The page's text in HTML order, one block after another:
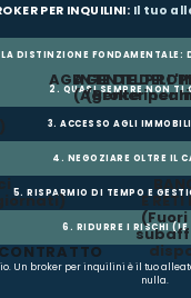
PER INQUILINI: Il tuo
LA DISTINZIONE FONDAMENTALE:
AGENTE DEL
(Agente
AGENTE
(Broker per
2. QUASI SEMPRE NON TI
3. ACCESSO AGLI
4. NEGOZIARE OLTRE IL
E RETI
5. RISPARMIO DI TEMPO E
6. RIDURRE I RISCHI
Un broker per inquilini è il tuo
nulla.